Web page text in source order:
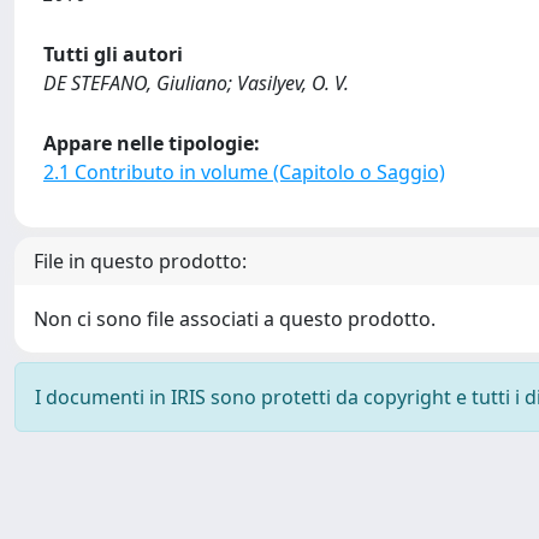
Tutti gli autori
DE STEFANO, Giuliano; Vasilyev, O. V.
Appare nelle tipologie:
2.1 Contributo in volume (Capitolo o Saggio)
File in questo prodotto:
Non ci sono file associati a questo prodotto.
I documenti in IRIS sono protetti da copyright e tutti i